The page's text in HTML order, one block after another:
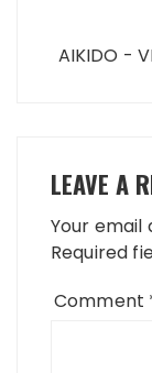
AIKIDO -
LEAVE A
Your email
Required
Comment